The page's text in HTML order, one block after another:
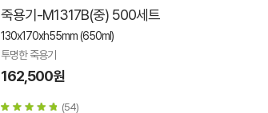
죽용기-M1317B(중) 500세트
130x170xh55mm (650ml)
투명한 죽용기
162,500원
(54)